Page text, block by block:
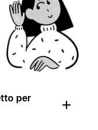
per